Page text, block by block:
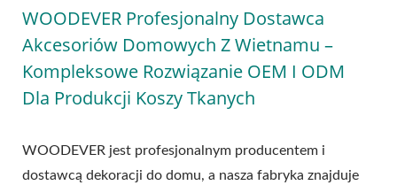
WOODEVER Profesjonalny Dostawca
Akcesoriów Domowych Z Wietnamu –
Kompleksowe Rozwiązanie OEM I ODM
Dla Produkcji Koszy Tkanych
WOODEVER jest profesjonalnym producentem i
dostawcą dekoracji do domu, a nasza fabryka znajduje